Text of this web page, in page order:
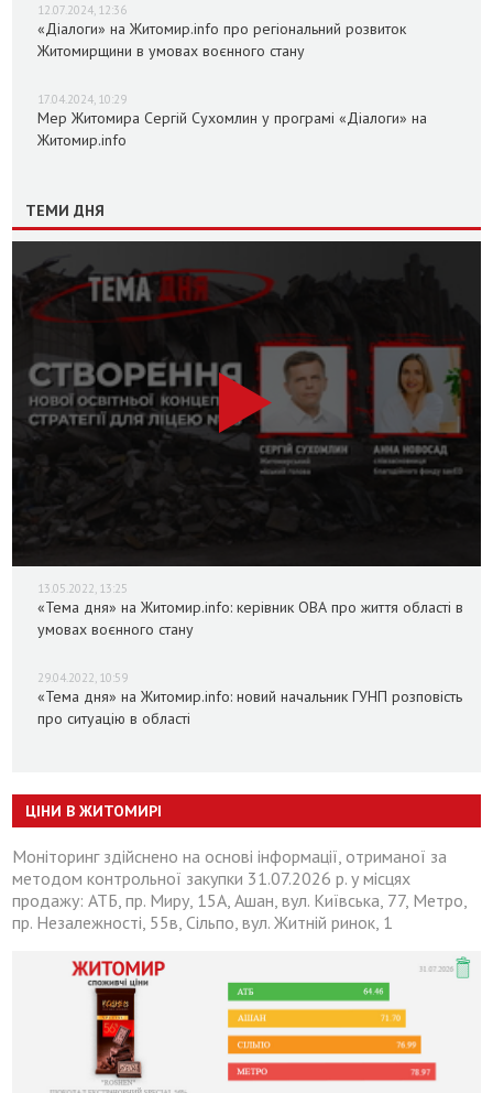
12.07.2024, 12:36
«Діалоги» на Житомир.info про регіональний розвиток
Житомирщини в умовах воєнного стану
17.04.2024, 10:29
Мер Житомира Сергій Сухомлин у програмі «Діалоги» на
Житомир.info
ТЕМИ ДНЯ
13.05.2022, 13:25
«Тема дня» на Житомир.info: керівник ОВА про життя області в
умовах воєнного стану
29.04.2022, 10:59
«Тема дня» на Житомир.info: новий начальник ГУНП розповість
про ситуацію в області
ЦІНИ В ЖИТОМИРІ
Моніторинг здійснено на основі інформації, отриманої за
методом контрольної закупки 31.07.2026 р. у місцях
продажу: АТБ, пр. Миру, 15А, Ашан, вул. Київська, 77, Метро,
пр. Незалежності, 55в, Сільпо, вул. Житній ринок, 1